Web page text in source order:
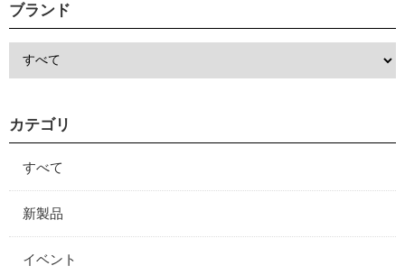
ブランド
カテゴリ
すべて
新製品
イベント